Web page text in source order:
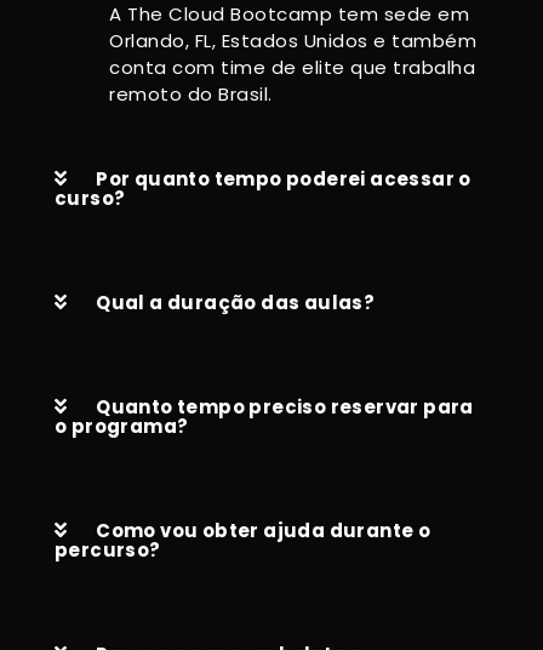
A The Cloud Bootcamp tem sede em
Orlando, FL, Estados Unidos e também
conta com time de elite que trabalha
remoto do Brasil.
Por quanto tempo poderei acessar o
curso?
Qual a duração das aulas?
Quanto tempo preciso reservar para
o programa?
Como vou obter ajuda durante o
percurso?